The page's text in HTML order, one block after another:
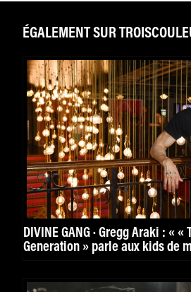
ÉGALEMENT SUR
DIVINE GANG · Gregg Araki : « «
Generation » parle aux kids de